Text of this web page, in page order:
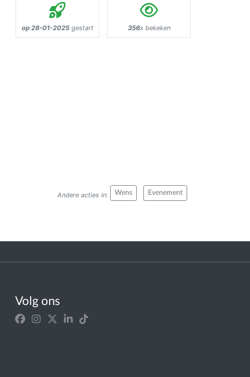
op 28-01-2025gestart 356x bekeken
Andere acties in: Wens Evenement
Volg ons